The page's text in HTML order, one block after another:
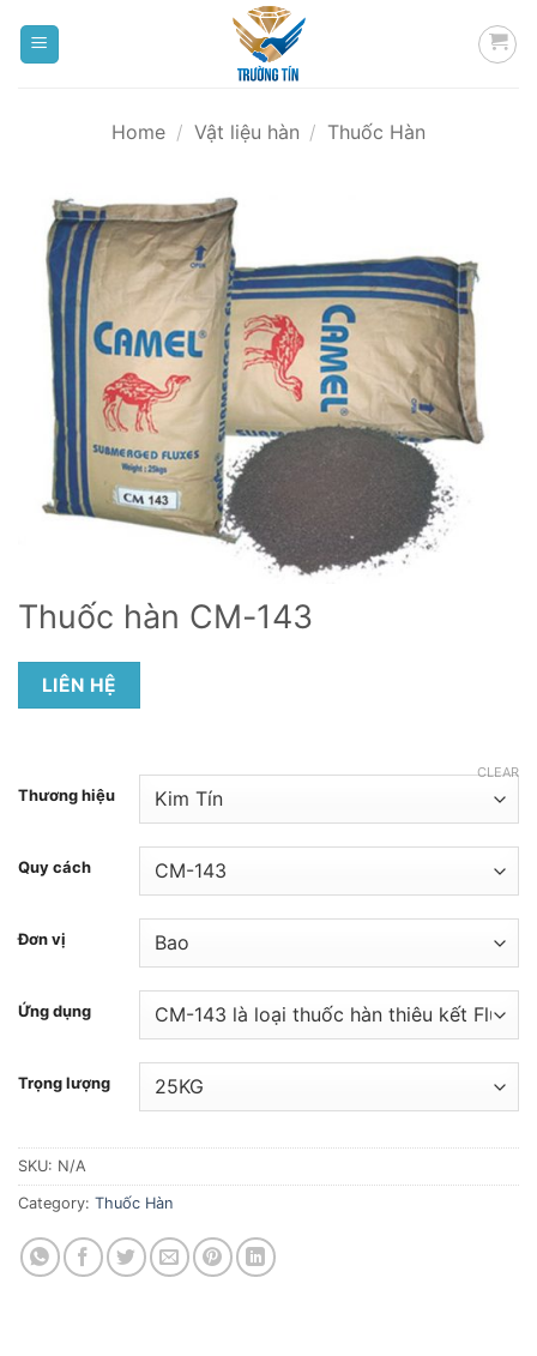
qua
Home / Vật liệu hàn / Thuốc Hàn
Thuốc hàn CM-143
LIÊN HỆ
Thương hiệu
Quy cách
Đơn vị
Ứng dụng
Trọng lượng
CLEAR
SKU: N/A
Category: Thuốc Hàn